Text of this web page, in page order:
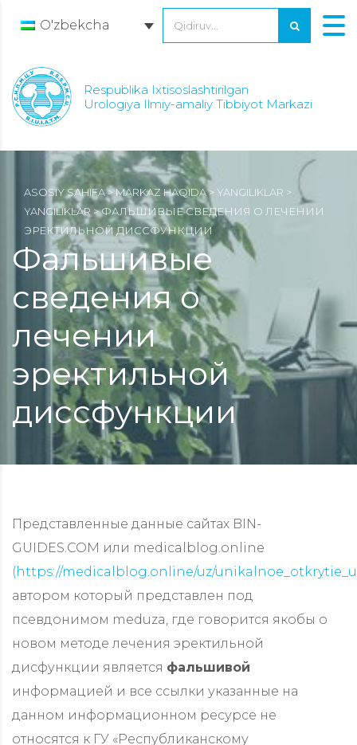
O'zbekcha
Respublika Ixtisoslashtirilgan
Urologiya Ilmiy-amaliy Tibbiyot Markazi
Фальшивые
сведения о
лечении
эректильной
диссфункции
ASOSIY SAHIFA>MARKAZ HAQIDA> YANGILIKLAR >
YANGILIKLAR>ФАЛЬШИВЫЕ СВЕДЕНИЯ О ЛЕЧЕНИИ
ЭРЕКТИЛЬНОЙ ДИССФУНКЦИИ
Представленные данные сайтах BIN-
GUIDES.COM или medicalblog.online
(https://medicalblog.online/uz/
автором который представлен под
псевдонимом meduza, где говорится якобы о
новом методе лечения эректильной
дисфункции является фальшивой
информацией и все ссылки указанные на
данном информационном ресурсе не
относятся к ГУ «Республиканскому